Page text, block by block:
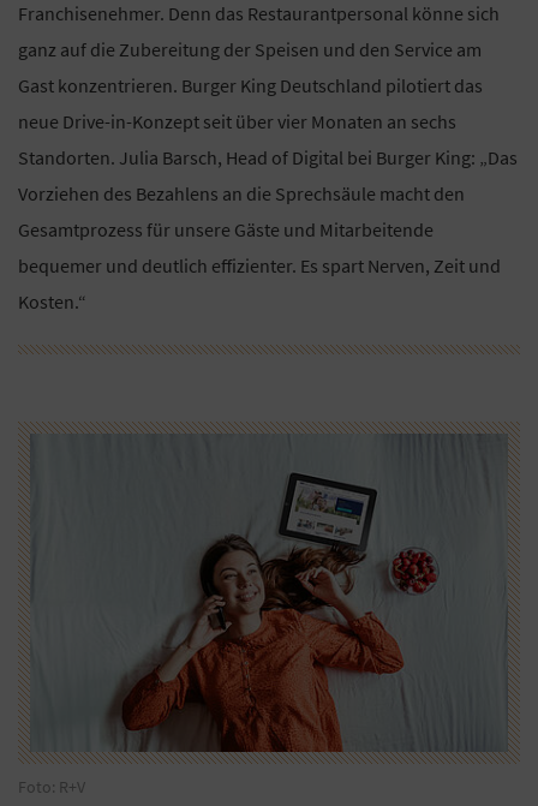
Franchisenehmer. Denn das Restaurantpersonal könne sich
ganz auf die Zubereitung der Speisen und den Service am
Gast konzentrieren. Burger King Deutschland pilotiert das
neue Drive-in-Konzept seit über vier Monaten an sechs
Standorten. Julia Barsch, Head of Digital bei Burger King: „Das
Vorziehen des Bezahlens an die Sprechsäule macht den
Gesamtprozess für unsere Gäste und Mitarbeitende
bequemer und deutlich effizienter. Es spart Nerven, Zeit und
Kosten.“
Foto: R+V